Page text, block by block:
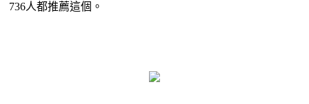
736人都推薦這個。